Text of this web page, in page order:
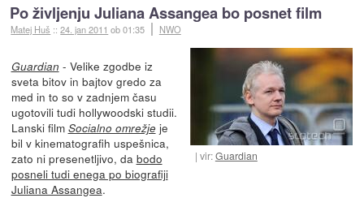
Po življenju Juliana Assangea bo posnet film
Matej Huš ::24. jan 2011 ob 01:35 NWO
vir:Guardian
Guardian - Velike zgodbe iz
sveta bitov in bajtov gredo za
med in to so v zadnjem času
ugotovili tudi hollywoodski studii.
Lanski film Socialno omrežjeje
bil v kinematografih uspešnica,
zato ni presenetljivo, da bodo
posneli tudi enega po biografiji
Juliana Assangea.